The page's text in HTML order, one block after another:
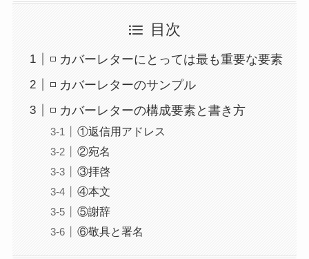
目次
◽️ カバーレターにとっては最も重要な要素
◽️ カバーレターのサンプル
◽️ カバーレターの構成要素と書き方
①返信用アドレス
②宛名
③拝啓
④本文
⑤謝辞
⑥敬具と署名